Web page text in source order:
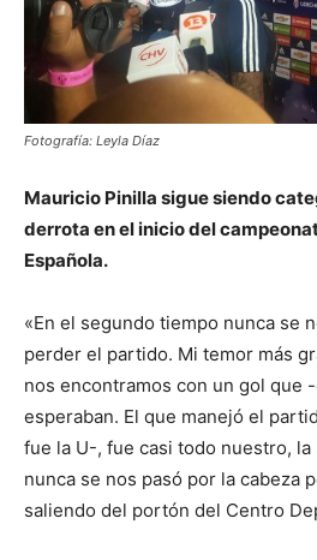
Fotografía: Leyla Díaz
Mauricio Pinilla sigue siendo
derrota en el inicio del
Española.
«En el segundo tiempo nunca se
perder el partido. Mi temor más
nos encontramos con un gol que
esperaban. El que manejó el
fue la U-, fue casi todo nuestro, la
nunca se nos pasó por la cabeza
saliendo del portón del Centro